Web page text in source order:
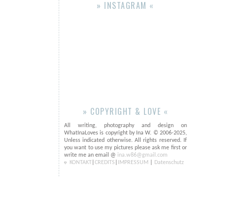
» INSTAGRAM «
» COPYRIGHT & LOVE «
All writing, photography and design on
WhatInaLoves is copyright by Ina W. © 2006-2025,
Unless indicated otherwise. All rights reserved. If
you want to use my pictures please ask me first or
write me an email @ ina.w86@gmail.com
KONTAKT CREDITS IMPRESSUM Datenschutz